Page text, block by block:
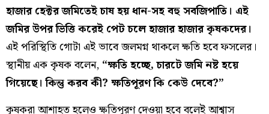
হাজার হেক্টর জমিতেই চাষ হয় ধান-সহ বহু সবজিপাতি। এই
জমির উপর ভিত্তি করেই পেট চলে হাজার হাজার কৃষকদের।
এই পরিস্থিতি গোটা এই ভাবে জলমগ্ন থাকলে ক্ষতি হবে ফসলের।
স্থানীয় এক কৃষক বলেন, “ক্ষতি হচ্ছে, চারটে জমি নষ্ট হয়ে
গিয়েছে। কিন্তু করব কী? ক্ষতিপূরণ কি কেউ দেবে?”
কৃষকরা আশাহত হলেও ক্ষতিপূরণ দেওয়া হবে বলেই আশ্বাস